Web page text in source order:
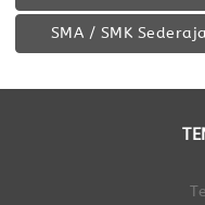
SMA / SMK